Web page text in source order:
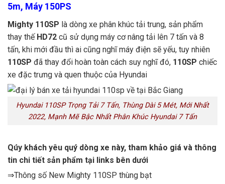
5m, Máy 150PS
Mighty 110SP là dòng xe phân khúc tải trung, sản phẩm
thay thế HD72 cũ sử dụng máy cơ nâng tải lên 7 tấn và 8
tấn, khi mới đầu thì ai cũng nghĩ máy điện sẽ yếu, tuy nhiên
110SP đã thay đổi hoàn toàn cách suy nghĩ đó, 110SP chiếc
xe đặc trưng và quen thuộc của Hyundai
Hyundai 110SP Trọng Tải 7 Tấn, Thùng Dài 5 Mét, Mới Nhất
2022, Mạnh Mẽ Bậc Nhất Phân Khúc Hyundai 7 Tấn
Qúy khách yêu quý dòng xe này, tham khảo giá và thông
tin chi tiết sản phẩm tại links bên dưới
⇒Thông số New Mighty 110SP thùng bạt